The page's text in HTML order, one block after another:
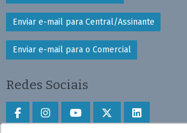
Enviar e-mail para Central/Assinante
Enviar e-mail para o Comercial
Redes Sociais